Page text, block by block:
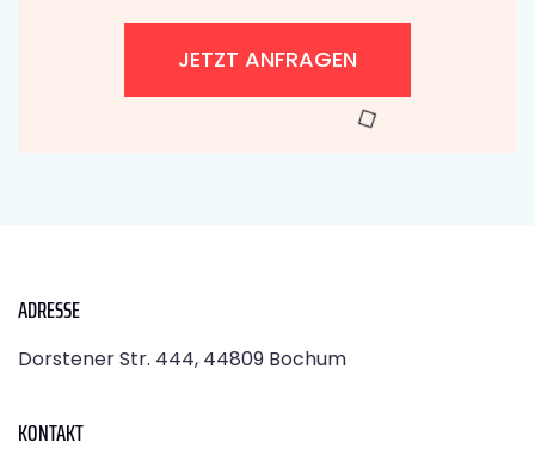
JETZT ANFRAGEN
ADRESSE
Dorstener Str. 444, 44809 Bochum
KONTAKT